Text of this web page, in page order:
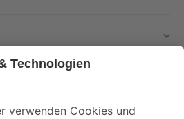
und Aktionen mehr verpassen!